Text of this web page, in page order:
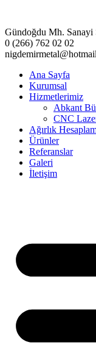
Gündoğdu Mh.
0 (266) 762 02 02
Ana Sayfa
Kurumsal
Hizmetlerimiz
Abkant
CNC
Ağırlık
Ürünler
Referanslar
Galeri
İletişim